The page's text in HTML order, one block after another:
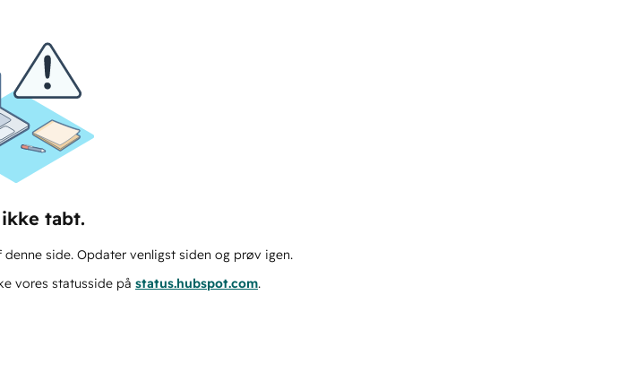
tabt.
side. Opdater venligst siden og prøv igen.
vores statusside på status.hubspot.com.